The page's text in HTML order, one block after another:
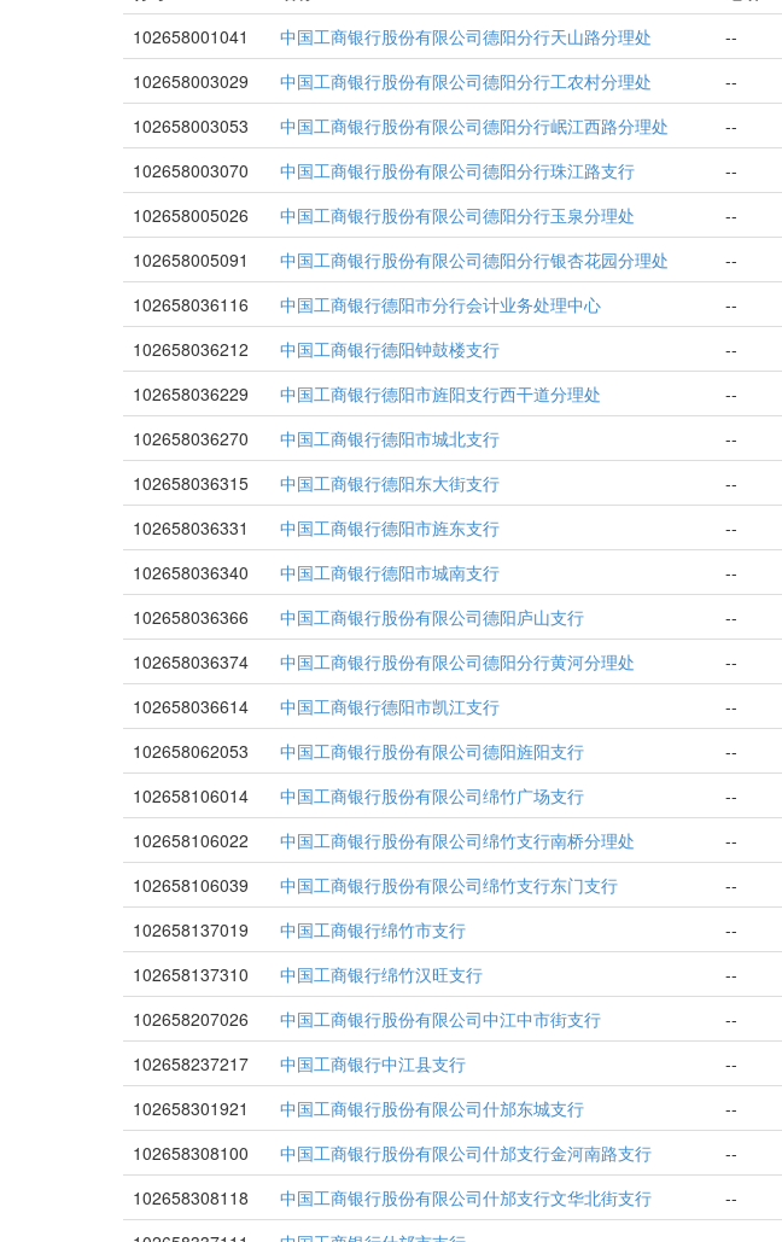
102658001041
中国工商银行股份有限公司德阳分行天山路分理处 --
102658003029
中国工商银行股份有限公司德阳分行工农村分理处 --
102658003053
中国工商银行股份有限公司德阳分行岷江西路分理处 --
102658003070
中国工商银行股份有限公司德阳分行珠江路支行 --
102658005026
中国工商银行股份有限公司德阳分行玉泉分理处 --
102658005091
中国工商银行股份有限公司德阳分行银杏花园分理处 --
102658036116
中国工商银行德阳市分行会计业务处理中心 --
102658036212
中国工商银行德阳钟鼓楼支行 --
102658036229
中国工商银行德阳市旌阳支行西干道分理处 --
102658036270
中国工商银行德阳市城北支行 --
102658036315
中国工商银行德阳东大街支行 --
102658036331
中国工商银行德阳市旌东支行 --
102658036340
中国工商银行德阳市城南支行 --
102658036366
中国工商银行股份有限公司德阳庐山支行 --
102658036374
中国工商银行股份有限公司德阳分行黄河分理处 --
102658036614
中国工商银行德阳市凯江支行 --
102658062053
中国工商银行股份有限公司德阳旌阳支行 --
102658106014
中国工商银行股份有限公司绵竹广场支行 --
102658106022
中国工商银行股份有限公司绵竹支行南桥分理处 --
102658106039
中国工商银行股份有限公司绵竹支行东门支行 --
102658137019
中国工商银行绵竹市支行 --
102658137310
中国工商银行绵竹汉旺支行 --
102658207026
中国工商银行股份有限公司中江中市街支行 --
102658237217
中国工商银行中江县支行 --
102658301921
中国工商银行股份有限公司什邡东城支行 --
102658308100
中国工商银行股份有限公司什邡支行金河南路支行 --
102658308118
中国工商银行股份有限公司什邡支行文华北街支行 --